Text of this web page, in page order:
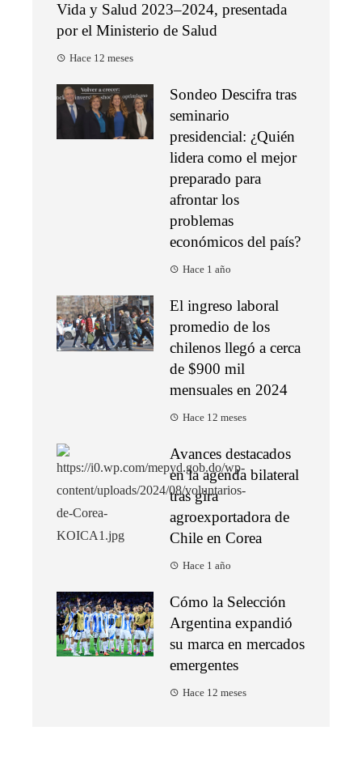
Vida y Salud 2023–2024, presentada
por el Ministerio de Salud
Hace 12 meses
Sondeo Descifra tras
seminario
presidencial: ¿Quién
lidera como el mejor
preparado para
afrontar los
problemas
económicos del país?
Hace 1 año
El ingreso laboral
promedio de los
chilenos llegó a cerca
de $900 mil
mensuales en 2024
Hace 12 meses
Avances destacados
en la agenda bilateral
tras gira
agroexportadora de
Chile en Corea
Hace 1 año
Cómo la Selección
Argentina expandió
su marca en mercados
emergentes
Hace 12 meses